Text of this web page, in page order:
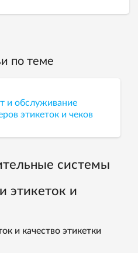
по теме
и обслуживание
этикеток и чеков
системы
этикеток и
и качество этикетки